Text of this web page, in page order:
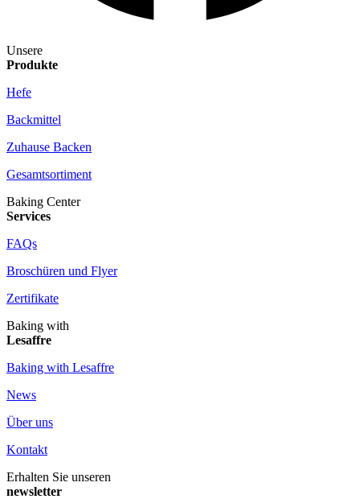
Unsere
Produkte
Hefe
Backmittel
Zuhause Backen
Gesamtsortiment
Baking Center
Services
FAQs
Broschüren und Flyer
Zertifikate
Baking with
Lesaffre
Baking with Lesaffre
News
Über uns
Kontakt
Erhalten Sie unseren
newsletter